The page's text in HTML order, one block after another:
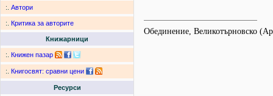
:. Автори
:. Критика за авторите
Книжарници
:. Книжен пазар
:. Книгосвят: сравни цени
Ресурси
Обединение, Великотърновско